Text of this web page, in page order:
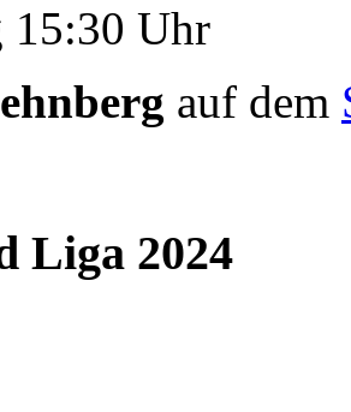
15:30 Uhr
auf dem
Liga 2024